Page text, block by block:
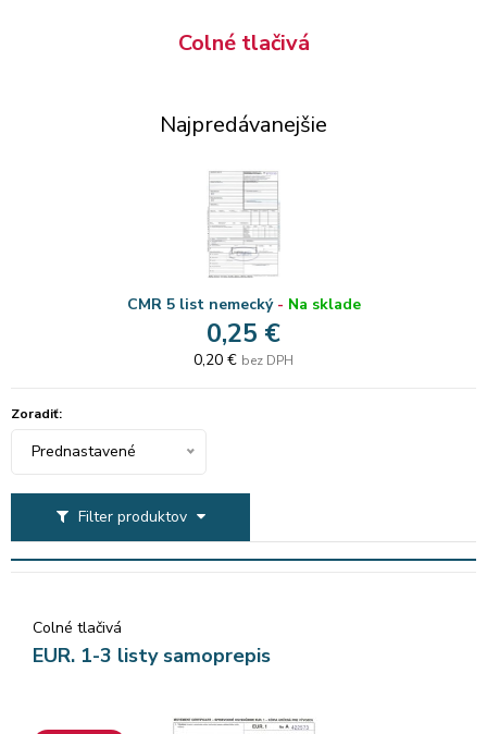
Colné tlačivá
Najpredávanejšie
CMR 5 list nemecký- Na sklade
0,25 €
0,20 € bez DPH
Filter produktov
Zoradiť:
Prednastavené
Colné tlačivá
EUR. 1-3 listy samoprepis